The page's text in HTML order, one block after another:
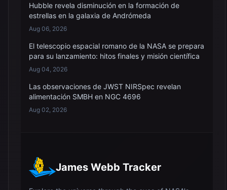
Hubble revela disminución en la formación de
estrellas en la galaxia de Andrómeda
Aug 06, 2026
El telescopio espacial romano de la NASA se prepara
para su lanzamiento: hitos finales y misión científica
Aug 04, 2026
Las observaciones de JWST NIRSpec revelan
alimentación SMBH en NGC 4696
Aug 02, 2026
James Webb Tracker